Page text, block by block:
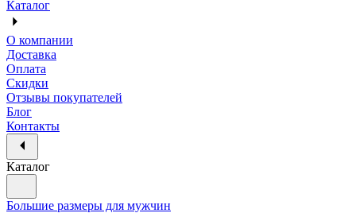
Каталог
О компании
Доставка
Оплата
Скидки
Отзывы покупателей
Блог
Контакты
Каталог
Большие размеры для мужчин